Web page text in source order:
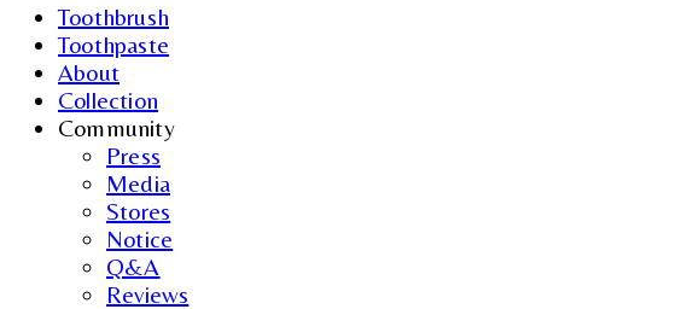
Toothbrush
Toothpaste
About
Collection
Community
Press
Media
Stores
Notice
Q&A
Reviews